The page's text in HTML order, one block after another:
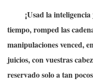
¡Usad la inteligencia
tiempo, romped las
manipulaciones venced,
juicios, con vuestras
reservado solo a tan